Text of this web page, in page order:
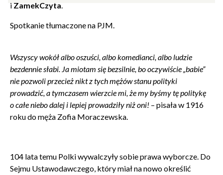
i ZamekCzyta.
Spotkanie tłumaczone na PJM.
Wszyscy wokół albo oszuści, albo komedianci, albo ludzie
bezdennie słabi. Ja miotam się bezsilnie, bo oczywiście „babie”
nie pozwoli przecież nikt z tych mężów stanu polityki
prowadzić, a tymczasem wierzcie mi, że my byśmy tę politykę
o całe niebo dalej i lepiej prowadziły niż oni! – pisała w 1916
roku do męża Zofia Moraczewska.
104 lata temu Polki wywalczyły sobie prawa wyborcze. Do
Sejmu Ustawodawczego, który miał na nowo określić